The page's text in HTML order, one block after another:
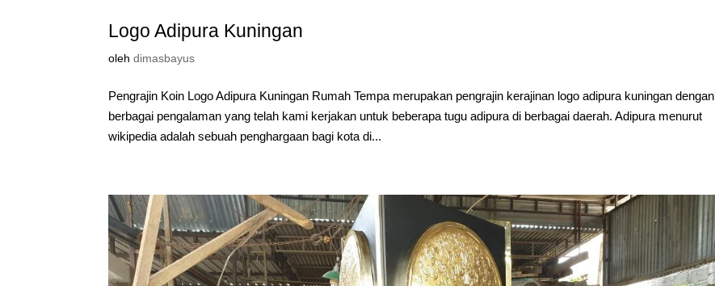
Logo Adipura Kuningan
olehdimasbayus
Pengrajin Koin Logo Adipura Kuningan Rumah Tempa merupakan pengrajin kerajinan logo adipura kuningan dengan
berbagai pengalaman yang telah kami kerjakan untuk beberapa tugu adipura di berbagai daerah. Adipura menurut
wikipedia adalah sebuah penghargaan bagi kota di...